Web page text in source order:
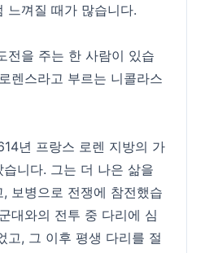
느껴질 때가 많습니다.
전을 주는 한 사람이 있습
렌스라고 부르는 니콜라스
년 프랑스 로렌 지방의 가
니다. 그는 더 나은 삶을
보병으로 전쟁에 참전했습
대와의 전투 중 다리에 심
고, 그 이후 평생 다리를 절